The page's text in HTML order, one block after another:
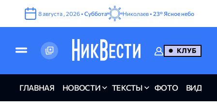
8августа , 2026 • Суббота Николаев • 23° Ясное небо
КЛУБ
ГЛАВНАЯ НОВОСТИ ТЕКСТЫ ФОТО ВИДЕО